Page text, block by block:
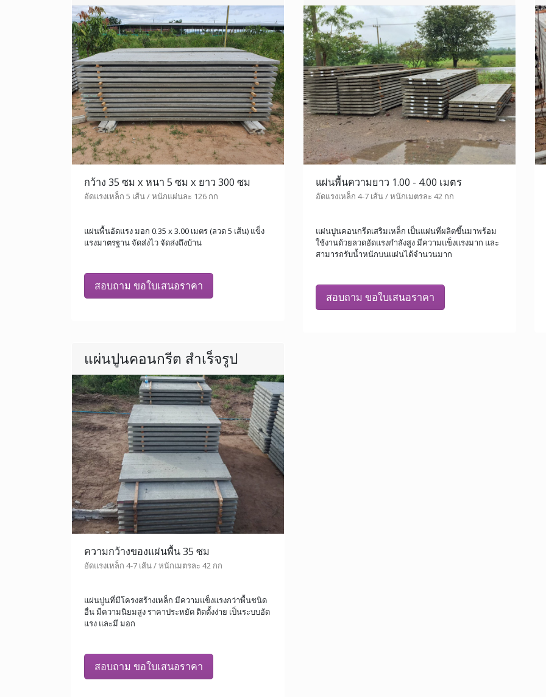
กว้าง 35 ซม x หนา 5 ซม x ยาว 300 ซม
อัดแรงเหล็ก 5 เส้น / หนักแผ่นละ 126 กก
แผ่นพื้นอัดแรง มอก 0.35 x 3.00 เมตร (ลวด 5 เส้น) แข็ง
แรงมาตรฐาน จัดส่งไว จัดส่งถึงบ้าน
สอบถาม ขอใบเสนอราคา
แผ่นพื้นความยาว 1.00 - 4.00 เมตร
อัดแรงเหล็ก 4-7 เส้น / หนักเมตรละ 42 กก
แผ่นปูนคอนกรีตเสริมเหล็ก เป็นแผ่นที่ผลิตขึ้นมาพร้อม
ใช้งานด้วยลวดอัดแรงกำลังสูง มีความแข็งแรงมาก และ
สามารถรับน้ำหนักบนแผ่นได้จำนวนมาก
สอบถาม ขอใบเสนอราคา
แผ่นปูนคอนกรีต สำเร็จรูป
ความกว้างของแผ่นพื้น 35 ซม
อัดแรงเหล็ก 4-7 เส้น / หนักเมตรละ 42 กก
แผ่นปูนที่มีโครงสร้างเหล็ก มีความแข็งแรงกว่าพื้นชนิด
อื่น มีความนิยมสูง ราคาประหยัด ติดตั้งง่าย เป็นระบบอัด
แรง และมี มอก
สอบถาม ขอใบเสนอราคา